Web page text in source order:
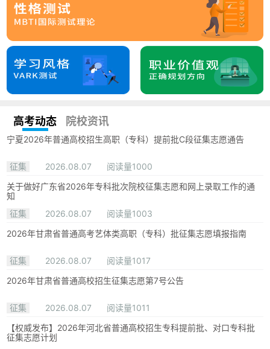
高考动态 院校资讯
宁夏2026年普通高校招生高职（专科）提前批C段征集志愿通告
征集 2026.08.07
阅读量1000
关于做好广东省2026年专科批次院校征集志愿和网上录取工作的通
知
征集
2026.08.07
阅读量1003
2026年甘肃省普通高考艺体类高职（专科）批征集志愿填报指南
征集 2026.08.07
阅读量1017
2026年甘肃省普通高校招生征集志愿第7号公告
征集 2026.08.07
阅读量1011
【权威发布】2026年河北省普通高校招生专科提前批、对口专科批
征集志愿计划